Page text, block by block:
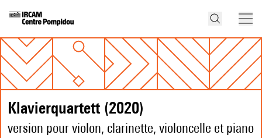
Klavierquartett (2020)
version pour violon, clarinette, violoncelle et piano